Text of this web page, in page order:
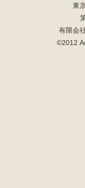
東
有限会
©2012